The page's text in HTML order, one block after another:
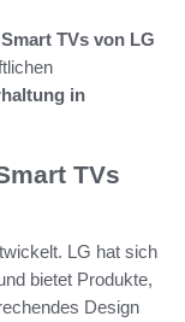
Smart TVs von LG
in
TVs
LG hat sich
bietet Produkte,
Design